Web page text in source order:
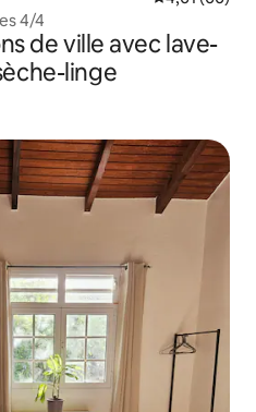
4/4
de ville avec lave-
linge